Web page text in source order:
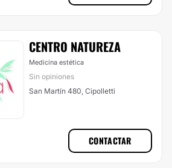
CENTRO NATUREZA
Medicina estética
Sin opiniones
San Martín 480, Cipolletti
CONTACTAR